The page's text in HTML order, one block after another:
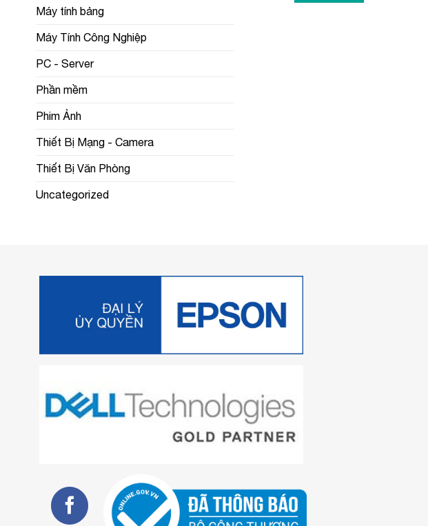
Máy tính bảng
Máy Tính Công Nghiệp
PC - Server
Phần mềm
Phim Ảnh
Thiết Bị Mạng - Camera
Thiết Bị Văn Phòng
Uncategorized